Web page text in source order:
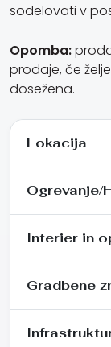
sodelovati v
Opomba:
prodaje, če
dosežena.
Lokacija
Ogrevanje/
Interier in
Gradbene